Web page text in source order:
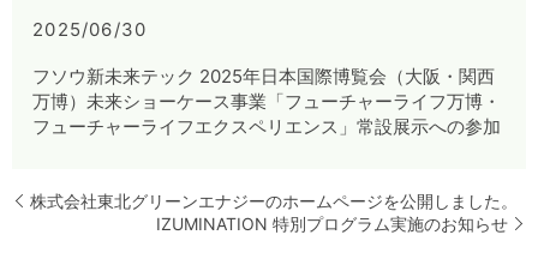
2025/06/30
フソウ新未来テック 2025年日本国際博覧会（大阪・関西
万博）未来ショーケース事業「フューチャーライフ万博・
フューチャーライフエクスペリエンス」常設展示への参加
株式会社東北グリーンエナジーのホームページを公開しました。
IZUMINATION 特別プログラム実施のお知らせ